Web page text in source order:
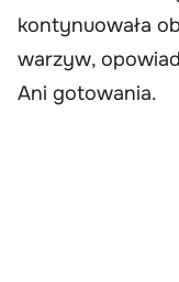
kontynuowała
warzyw,
Ani gotowania.